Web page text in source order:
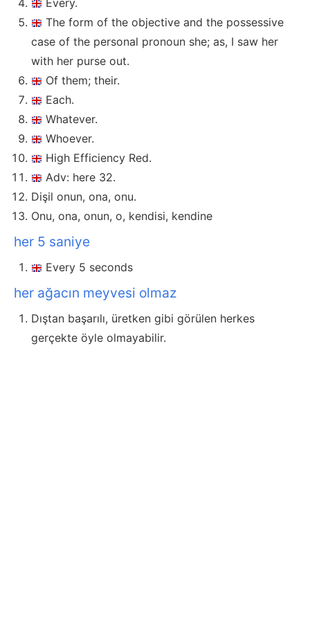
Every.
The form of the objective and the possessive
case of the personal pronoun she; as, I saw her
with her purse out.
Of them; their.
Each.
Whatever.
Whoever.
High Efficiency Red.
Adv: here 32.
Dişil onun, ona, onu.
Onu, ona, onun, o, kendisi, kendine
her 5 saniye
Every 5 seconds
her ağacın meyvesi olmaz
Dıştan başarılı, üretken gibi görülen herkes
gerçekte öyle olmayabilir.